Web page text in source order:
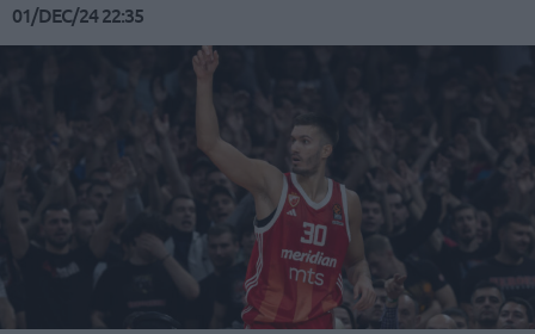
01/DEC/24 22:35